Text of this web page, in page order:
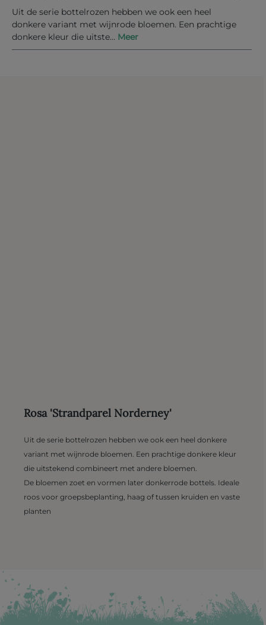
Uit de serie bottelrozen hebben we ook een heel
donkere variant met wijnrode bloemen. Een prachtige
donkere kleur die uitste… Meer
Rosa 'Strandparel Norderney'
Uit de serie bottelrozen hebben we ook een heel donkere
variant met wijnrode bloemen. Een prachtige donkere kleur
die uitstekend combineert met andere bloemen.
De bloemen zoet en vormen later donkerrode bottels. Ideale
roos voor groepsbeplanting, haag of tussen kruiden en vaste
planten